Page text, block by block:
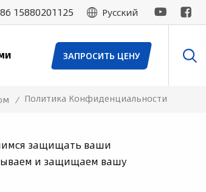
15880201125 Русский
ЗАПРОСИТЬ ЦЕНУ
/ Политика Конфиденциальности
защищать ваши
и защищаем вашу